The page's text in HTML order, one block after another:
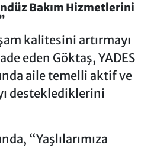
Bakım Hizmetlerini
kalitesini artırmayı
eden Göktaş, YADES
aile temelli aktif ve
desteklediklerini
“Yaşlılarımıza